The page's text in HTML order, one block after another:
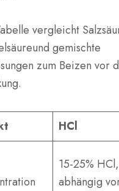
vergleicht
undgemischte
zum Beizen vor
HCl
15-25% HCl,
abhängig